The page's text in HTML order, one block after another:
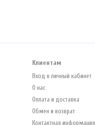
Клиентам
Вход в личный кабинет
О нас
Оплата и доставка
Обмен и возврат
Контактная информация